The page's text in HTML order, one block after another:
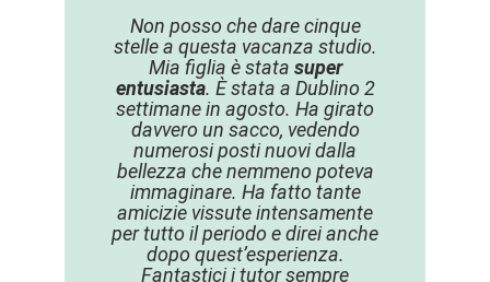
Non posso che dare cinque
stelle a questa vacanza studio.
Mia figlia è stata super
entusiasta. È stata a Dublino 2
settimane in agosto. Ha girato
davvero un sacco, vedendo
numerosi posti nuovi dalla
bellezza che nemmeno poteva
immaginare. Ha fatto tante
amicizie vissute intensamente
per tutto il periodo e direi anche
dopo quest’esperienza.
Fantastici i tutor sempre